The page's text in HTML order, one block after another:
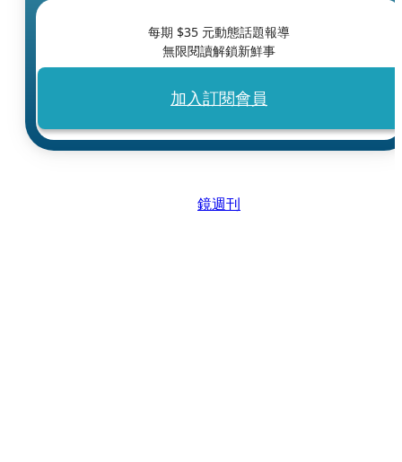
每期 $35 元動態話題報導
無限閱讀解鎖新鮮事
加入訂閱會員
鏡週刊